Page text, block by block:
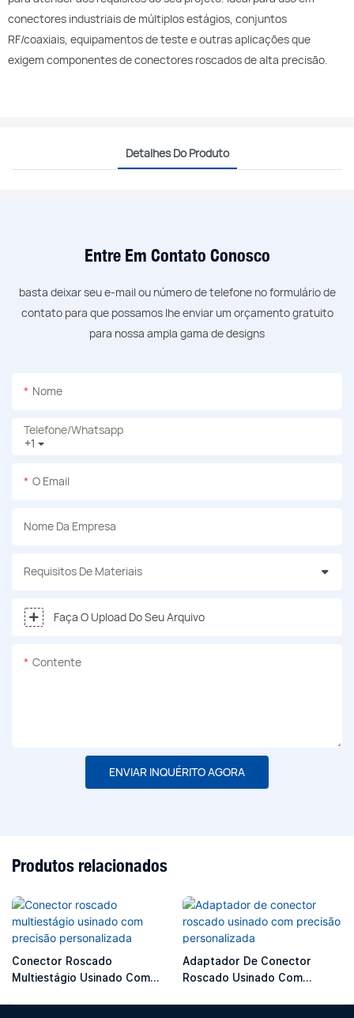
conectores industriais de múltiplos estágios, conjuntos
RF/coaxiais, equipamentos de teste e outras aplicações que
exigem componentes de conectores roscados de alta precisão.
Detalhes Do Produto
Entre Em Contato Conosco
basta deixar seu e-mail ou número de telefone no formulário de
contato para que possamos lhe enviar um orçamento gratuito
para nossa ampla gama de designs
Nome
+1
Telefone/whatsapp
O Email
Nome Da Empresa
Requisitos De Materiais
Faça O Upload Do Seu Arquivo
Contente
ENVIAR INQUÉRITO AGORA
Produtos relacionados
Conector Roscado
Multiestágio Usinado Com
Adaptador De Conector
Roscado Usinado Com